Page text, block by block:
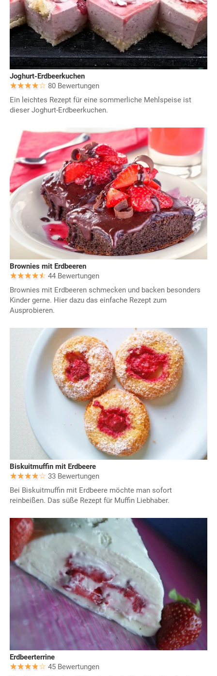
Joghurt-Erdbeerkuchen
80 Bewertungen
Ein leichtes Rezept für eine sommerliche Mehlspeise ist
dieser Joghurt-Erdbeerkuchen.
Brownies mit Erdbeeren
44 Bewertungen
Brownies mit Erdbeeren schmecken und backen besonders
Kinder gerne. Hier dazu das einfache Rezept zum
Ausprobieren.
Biskuitmuffin mit Erdbeere
33 Bewertungen
Bei Biskuitmuffin mit Erdbeere möchte man sofort
reinbeißen. Das süße Rezept für Muffin Liebhaber.
Erdbeerterrine
45 Bewertungen